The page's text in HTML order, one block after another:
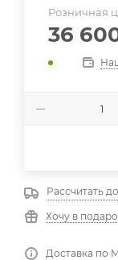
Розничная
36
Рассчитать
Хочу в
Доставка по